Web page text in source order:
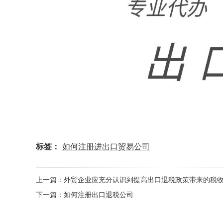
标签： 如何注册进出口贸易公司
上一篇：外贸企业应充分认识到提高出口退税政策带来的税
下一篇：如何注册出口退税公司